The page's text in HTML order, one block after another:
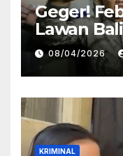
Geger!
Lawan
dan
Lewat
08/04/2026
KRIMINAL